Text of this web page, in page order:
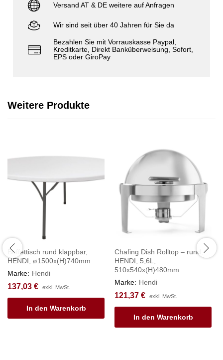
Versand AT & DE weitere auf Anfragen
Wir sind seit über 40 Jahren für Sie da
Bezahlen Sie mit Vorrauskasse Paypal,
Kreditkarte, Direkt Banküberweisung, Sofort,
EPS oder GiroPay
Weitere Produkte
Buffettisch rund klappbar,
HENDI, ø1500x(H)740mm
Marke: Hendi
137,03 € exkl. MwSt.
In den Warenkorb
Chafing Dish Rolltop – rund,
HENDI, 5,6L,
510x540x(H)480mm
Marke: Hendi
121,37 € exkl. MwSt.
In den Warenkorb